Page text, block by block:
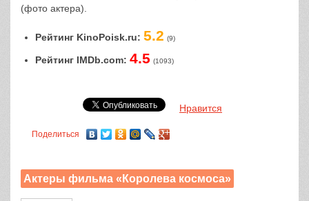
(фото актера).
Рейтинг KinoPoisk.ru: 5.2 (9)
Рейтинг IMDb.com: 4.5 (1093)
Нравится
Поделиться
Актеры фильма «Королева космоса»